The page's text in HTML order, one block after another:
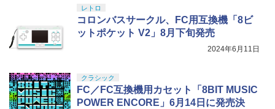
レトロ
コロンバスサークル、FC用互換機「8ビ
ットポケット V2」8月下旬発売
2024年6月11日
クラシック
FC／FC互換機用カセット「8BIT MUSIC
POWER ENCORE」6月14日に発売決